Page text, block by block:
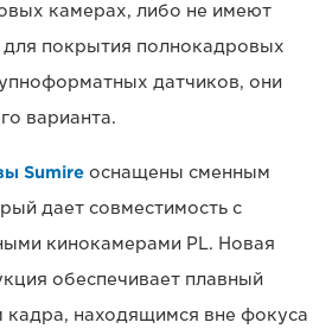
камерах, либо не имеют
для покрытия полнокадровых
датчиков, они
варианта.
Sumire оснащены сменным
дает совместимость с
кинокамерами PL. Новая
обеспечивает плавный
кадра, находящимся вне фокуса